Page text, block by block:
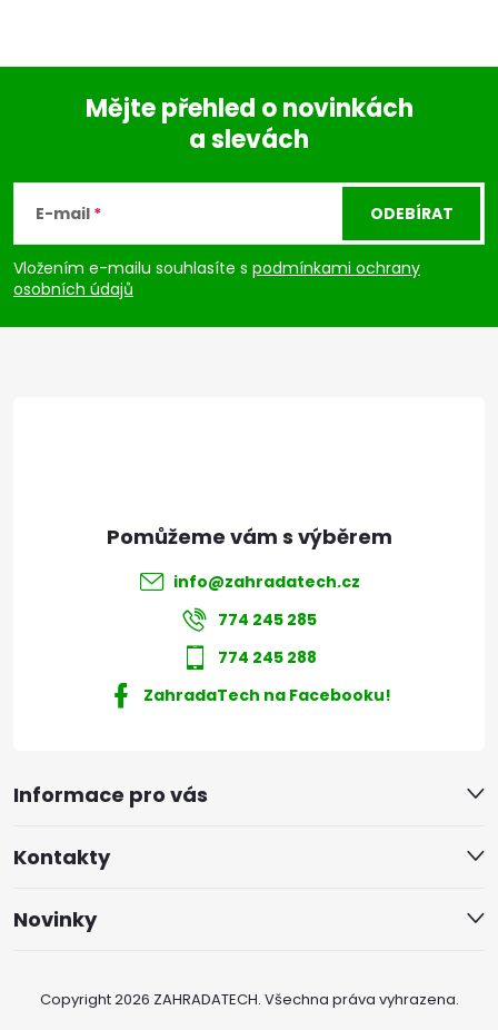
p
a
Mějte přehled o novinkách
a slevách
E-mail
Vložením e-mailu souhlasíte s podmínkami ochrany
osobních údajů
ODEBÍRAT
Informace pro vás
Kontakty
Novinky
info@zahradatech.cz
774 245 285
774 245 288
ZahradaTech na Facebooku!
Copyright 2026 ZAHRADATECH. Všechna práva vyhrazena.